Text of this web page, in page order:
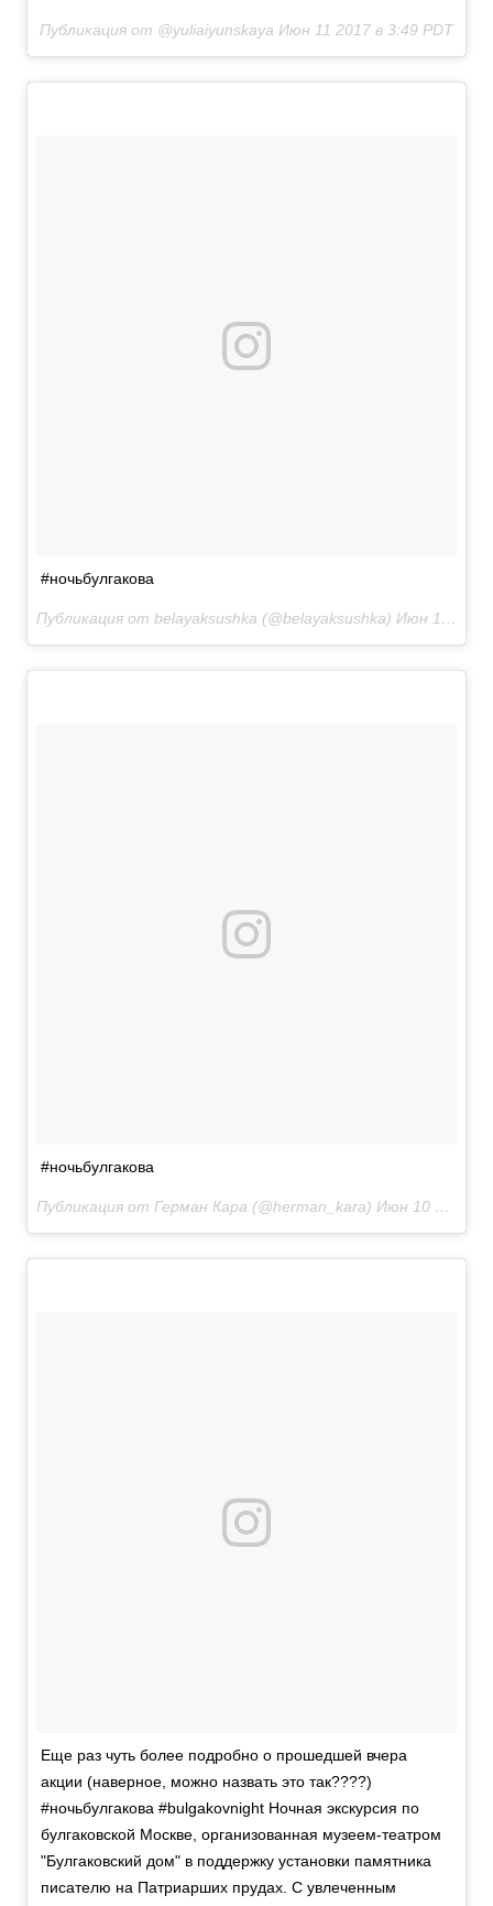
Публикация от @yuliaiyunskaya Июн 11 2017 в 3:49 PDT
#ночьбулгакова
Публикация от belayaksushka (@belayaksushka) Июн 10 2017 в 1:13 PDT
#ночьбулгакова
Публикация от Герман Кара (@herman_kara) Июн 10 2017 в 12:43 PDT
Еще раз чуть более подробно о прошедшей вчера
акции (наверное, можно назвать это так????)
#ночьбулгакова #bulgakovnight Ночная экскурсия по
булгаковской Москве, организованная музеем-театром
"Булгаковский дом" в поддержку установки памятника
писателю на Патриарших прудах. С увлеченным